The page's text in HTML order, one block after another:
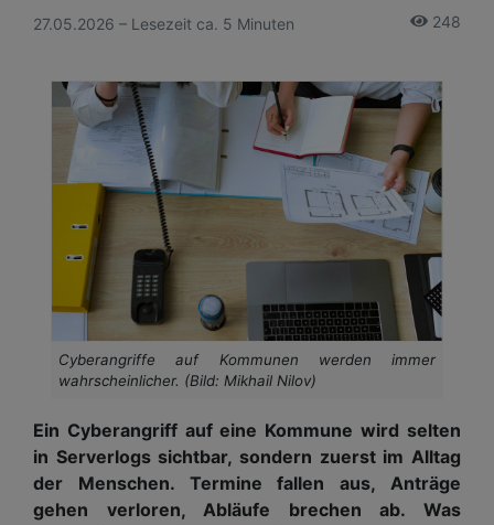
27.05.2026 – Lesezeit ca. 5 Minuten 248
Cyberangriffe auf Kommunen werden immer
wahrscheinlicher. (Bild: Mikhail Nilov)
Ein Cyberangriff auf eine Kommune wird selten
in Serverlogs sichtbar, sondern zuerst im Alltag
der Menschen. Termine fallen aus, Anträge
gehen verloren, Abläufe brechen ab. Was